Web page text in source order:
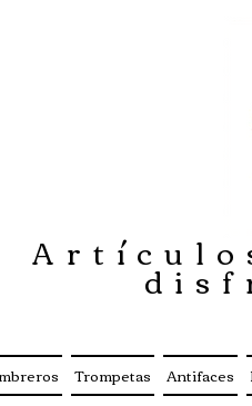
Trompetas Antifaces